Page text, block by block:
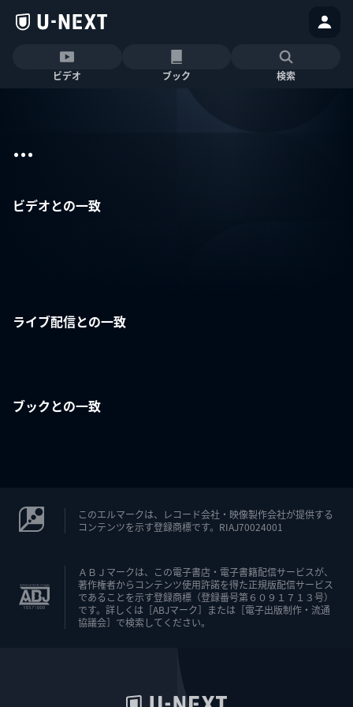
ビデオ ブック 検索
...
ビデオとの一致
ライブ配信との一致
ブックとの一致
このエルマークは、レコード会社・映像製作会社が提供する
コンテンツを示す登録商標です。RIAJ70024001
ＡＢＪマークは、この電子書店・電子書籍配信サービスが、
著作権者からコンテンツ使用許諾を得た正規版配信サービス
であることを示す登録商標（登録番号第６０９１７１３号）
です。詳しくは［ABJマーク］または［電子出版制作・流通
協議会］で検索してください。